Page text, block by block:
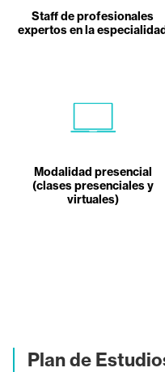
Staff de profesionales
expertos en la
Modalidad presencial
(clases presenciales y
virtuales)
Plan de